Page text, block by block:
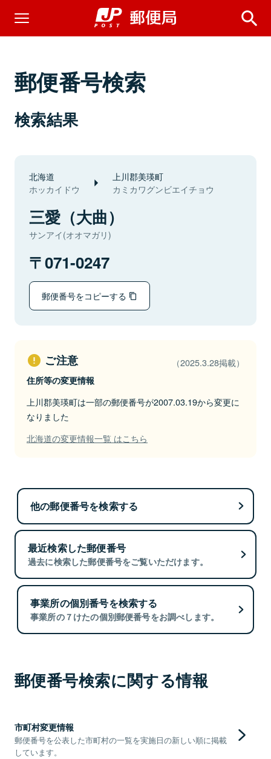
郵便番号検索
検索結果
北海道
ホッカイドウ
上川郡美瑛町
カミカワグンビエイチョウ
三愛（大曲）
サンアイ(オオマガリ)
071-0247
郵便番号をコピーする
ご注意 （2025.3.28掲載）
住所等の変更情報
上川郡美瑛町は一部の郵便番号が2007.03.19から変更に
なりました
北海道の変更情報一覧 はこちら
他の郵便番号を検索する
最近検索した郵便番号
過去に検索した郵便番号をご覧いただけます。
事業所の個別番号を検索する
事業所の７けたの個別郵便番号をお調べします。
郵便番号検索に関する情報
市町村変更情報
郵便番号を公表した市町村の一覧を実施日の新しい順に掲載
しています。